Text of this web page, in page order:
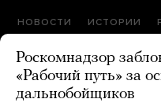
НОВОСТИ ИСТОРИИ
Роскомнадзор
«Рабочий путь» за
дальнобойщиков